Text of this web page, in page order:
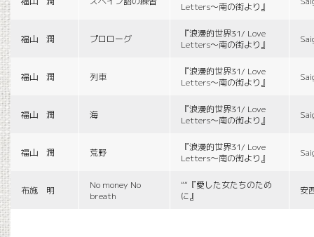
Letters〜南の街より』
福山 潤 プロローグ
『浪漫的世界31/ Love
Letters〜南の街より』
福山 潤 列車
『浪漫的世界31/ Love
Letters〜南の街より』
福山 潤 海
『浪漫的世界31/ Love
Letters〜南の街より』
福山 潤 荒野
『浪漫的世界31/ Love
Letters〜南の街より』
布施 明
No money No
breath
““『愛した女たちのため
に』
安